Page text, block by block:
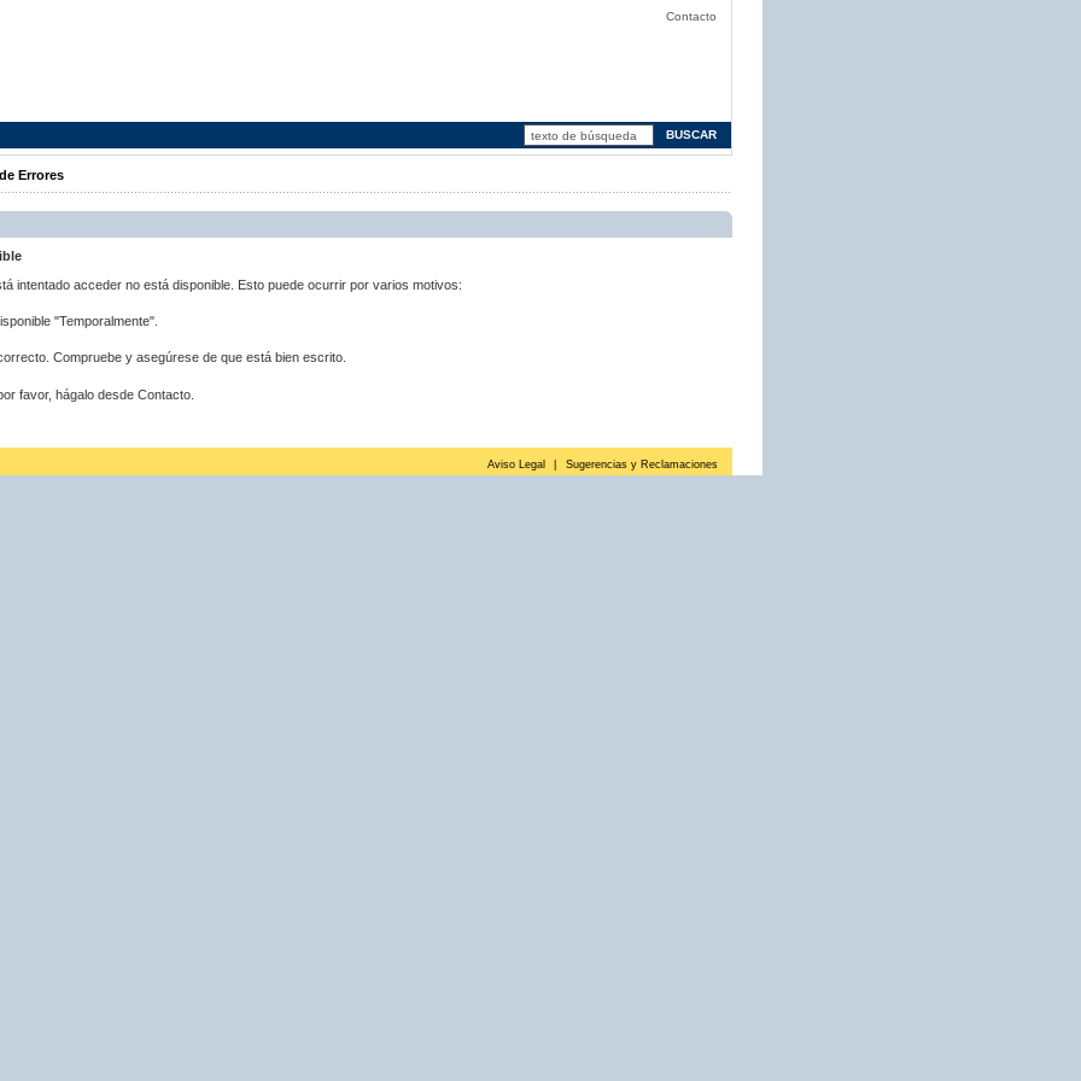
Contacto
Errores
intentado acceder no está disponible. Esto puede ocurrir por varios motivos:
"Temporalmente".
Compruebe y asegúrese de que está bien escrito.
favor, hágalo desde Contacto.
Aviso Legal Sugerencias y Reclamaciones